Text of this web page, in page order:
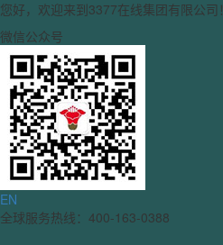
您好，欢迎来到3377在线集团有限公司！
微信公众号
EN
全球服务热线：400-163-0388